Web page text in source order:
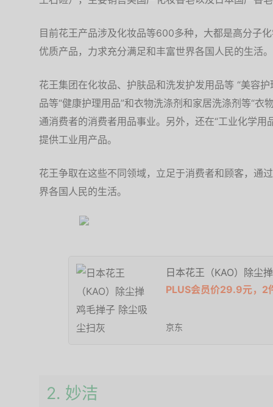
目前花王产品涉及化妆品等600多种，大都是高分子
优质产品，力求充分满足和丰富世界各国人民的生活。
花王集团在化妆品、护肤品和洗发护发用品等 “美容
品等“健康护理用品”和衣物洗涤剂和家居洗涤剂等“衣
通消费者的消费者用品事业。另外，还在“工业化学
提供工业用产品。
花王争取在这些不同领域，立足于消费者和顾客，通
界各国人民的生活。
日本花王（KAO）除尘
PLUS会员价29.9元，
京东
2. 妙洁